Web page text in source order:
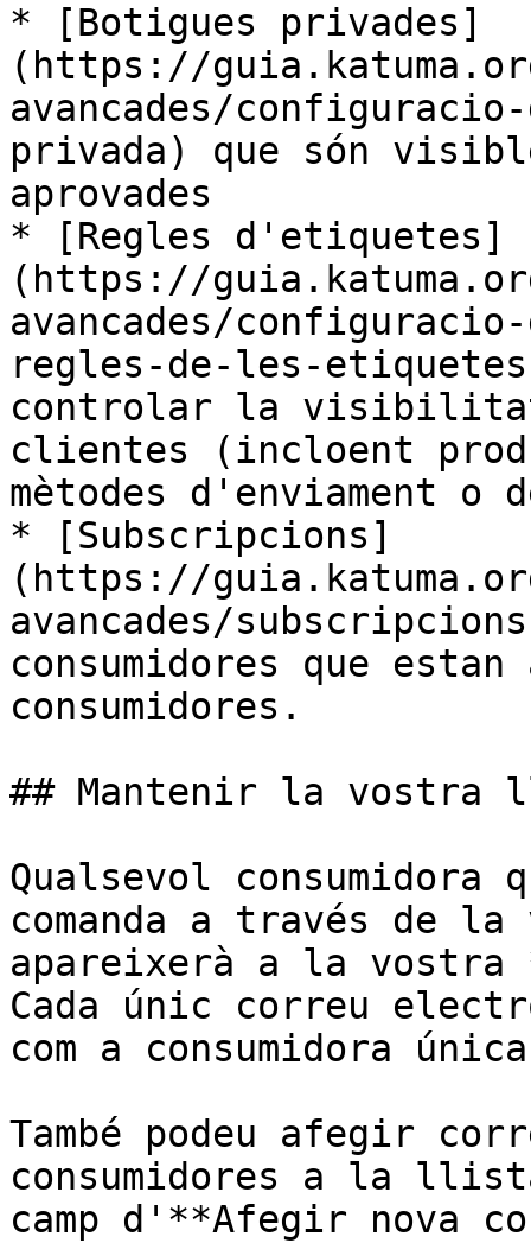
* [Botigues privades]
(https://
avancades/
privada) que són
aprovades
* [Regles d'etiquetes]
(https://
avancades/
regles-de-les-
controlar la visibilitat
clientes (incloent
mètodes d'enviament o
* [Subscripcions]
(https://
avancades/
consumidores que
consumidores.
## Mantenir la vostra
Qualsevol
comanda a través de
apareixerà a la vostra
Cada únic correu
com a consumidora
També podeu afegir
consumidores a la
camp d'**Afegir nova